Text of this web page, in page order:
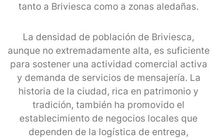
tanto a Briviesca como a zonas aledañas.
La densidad de población de Briviesca,
aunque no extremadamente alta, es suficiente
para sostener una actividad comercial activa
y demanda de servicios de mensajería. La
historia de la ciudad, rica en patrimonio y
tradición, también ha promovido el
establecimiento de negocios locales que
dependen de la logística de entrega,